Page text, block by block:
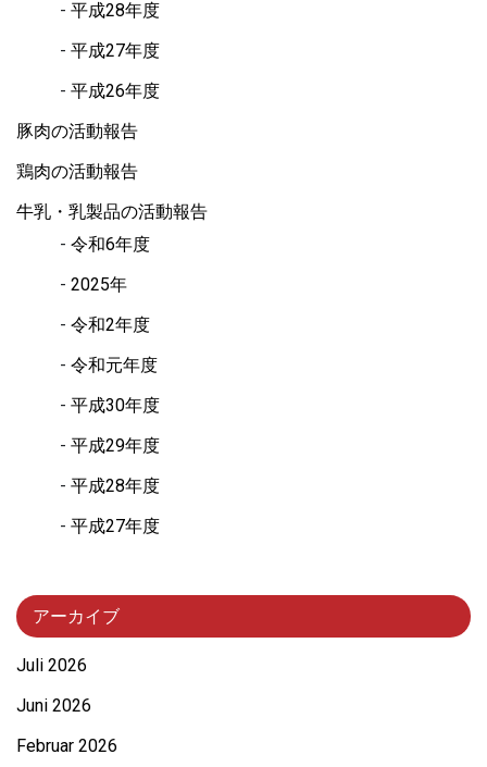
平成28年度
平成27年度
平成26年度
豚肉の活動報告
鶏肉の活動報告
牛乳・乳製品の活動報告
令和6年度
2025年
令和2年度
令和元年度
平成30年度
平成29年度
平成28年度
平成27年度
アーカイブ
Juli 2026
Juni 2026
Februar 2026